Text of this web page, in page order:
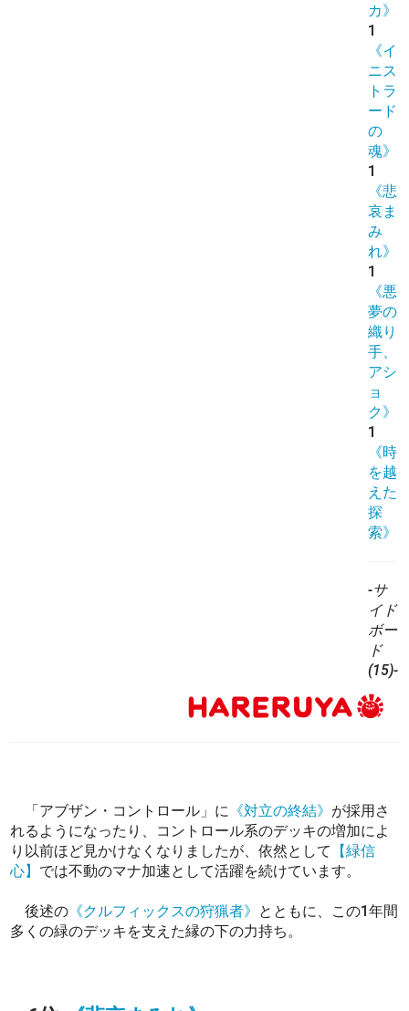
カ》
1
《イ
ニス
トラ
ード
の
魂》
1
《悲
哀ま
み
れ》
1
《悪
夢の
織り
手、
アシ
ョ
ク》
1
《時
を越
えた
探
索》
-サ
イド
ボー
ド
(15)-
「アブザン・コントロール」に 《対立の終結》 が採用さ
れるようになったり、コントロール系のデッキの増加によ
り以前ほど見かけなくなりましたが、依然として
【緑信
心】 では不動のマナ加速として活躍を続けています。
後述の 《クルフィックスの狩猟者》 とともに、この1年間
多くの緑のデッキを支えた縁の下の力持ち。